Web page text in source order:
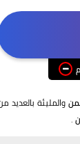
والمليئة بالعديد
.